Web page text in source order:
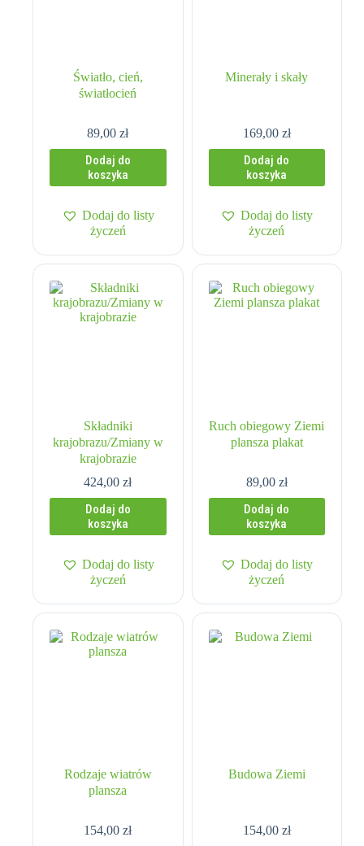
Światło, cień,
światłocień
89,00zł
Dodaj do
koszyka
Dodaj do listy
życzeń
Minerały i skały
169,00 zł
Dodaj do
koszyka
Dodaj do listy
życzeń
Składniki
krajobrazu/Zmiany w
krajobrazie
424,00zł
Dodaj do
koszyka
Dodaj do listy
życzeń
Ruch obiegowy Ziemi
plansza plakat
89,00 zł
Dodaj do
koszyka
Dodaj do listy
życzeń
Rodzaje wiatrów
plansza
154,00zł
Budowa Ziemi
154,00 zł